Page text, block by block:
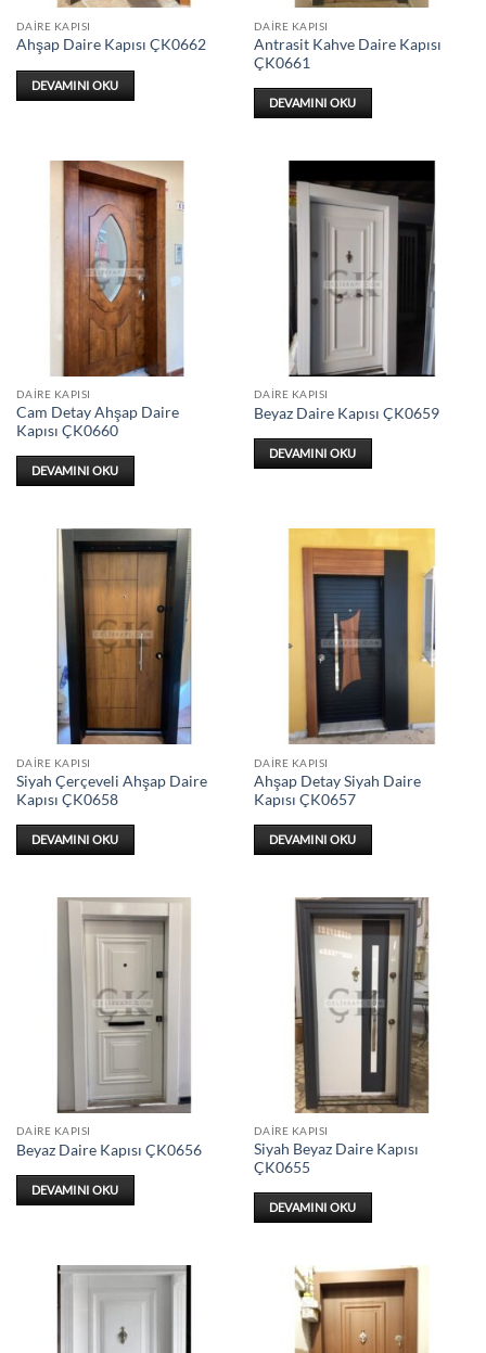
DAIRE KAPISI
Ahşap Daire Kapısı ÇK0662
DEVAMINI OKU
DAIRE KAPISI
Antrasit Kahve Daire Kapısı
ÇK0661
DEVAMINI OKU
DAIRE KAPISI
Cam Detay Ahşap Daire
Kapısı ÇK0660
DEVAMINI OKU
DAIRE KAPISI
Beyaz Daire Kapısı ÇK0659
DEVAMINI OKU
DAIRE KAPISI
Siyah Çerçeveli Ahşap Daire
Kapısı ÇK0658
DEVAMINI OKU
DAIRE KAPISI
Ahşap Detay Siyah Daire
Kapısı ÇK0657
DEVAMINI OKU
DAIRE KAPISI
Beyaz Daire Kapısı ÇK0656
DEVAMINI OKU
DAIRE KAPISI
Siyah Beyaz Daire Kapısı
ÇK0655
DEVAMINI OKU